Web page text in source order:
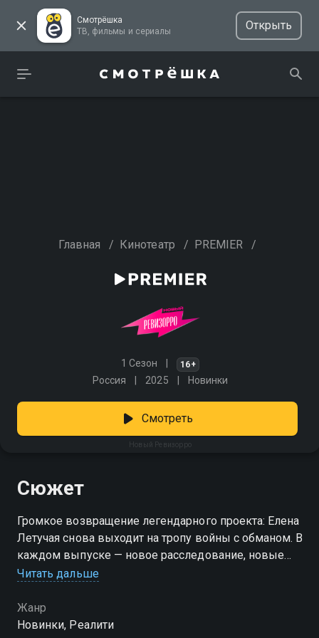
Смотрёшка
ТВ, фильмы и сериалы
Открыть
Главная / Кинотеатр / PREMIER /
1 Сезон 16+
Россия 2025 Новинки
Новый Ревизорро
Смотреть
Сюжет
Громкое возвращение легендарного проекта: Елена
Летучая снова выходит на тропу войны с обманом. В
каждом выпуске — новое расследование, новые
лица и старые схемы, от которых страдают
туда, где обещают помощь, а оказывают вред: в
частные клиники, автосалоны, кафе, салоны
Читать дальше
Жанр
Новинки, Реалити